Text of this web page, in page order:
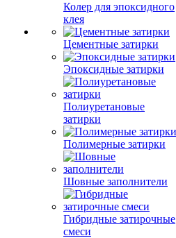
Колер для эпоксидного
клея
Цементные затирки
Эпоксидные затирки
Полиуретановые
затирки
Полимерные затирки
Шовные заполнители
Гибридные затирочные
смеси